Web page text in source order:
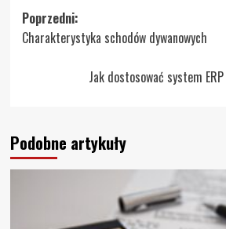
Zobacz
wpisy
Poprzedni:
Charakterystyka schodów dywanowych
Jak dostosować system
Podobne artykuły